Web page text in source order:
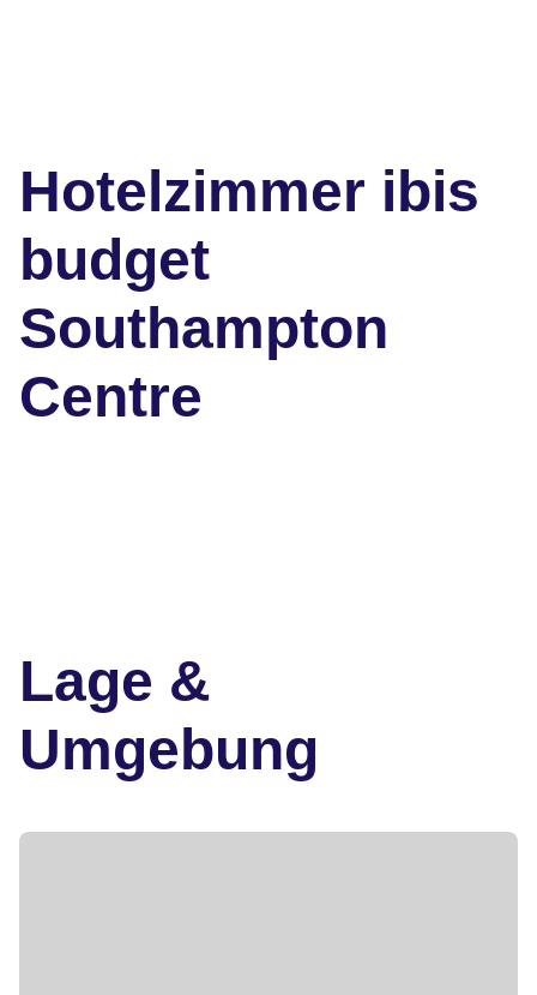
Hotelzimmer ibis
budget
Southampton
Centre
Lage &
Umgebung